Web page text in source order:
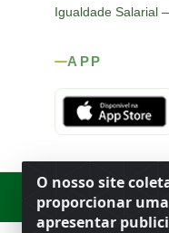
O nosso site
proporcionar
apresentar
Igualdade Salarial
APP
Rod. SP-215, s/n, km